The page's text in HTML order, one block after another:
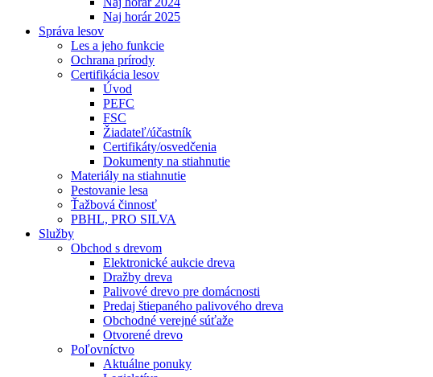
Naj horár 2025
Správa lesov
Les a jeho funkcie
Ochrana prírody
Certifikácia lesov
Úvod
PEFC
FSC
Žiadateľ/účastník
Certifikáty/osvedčenia
Dokumenty na stiahnutie
Materiály na stiahnutie
Pestovanie lesa
Ťažbová činnosť
PBHL, PRO SILVA
Služby
Obchod s drevom
Elektronické aukcie dreva
Dražby dreva
Palivové drevo pre domácnosti
Predaj štiepaného palivového dreva
Obchodné verejné súťaže
Otvorené drevo
Poľovníctvo
Aktuálne ponuky